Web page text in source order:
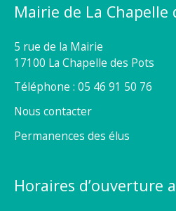
Mairie de La Chapelle
5 rue de la Mairie
17100 La Chapelle des Pots
Téléphone : 05 46 91 50 76
Nous contacter
Permanences des élus
Horaires d’ouverture